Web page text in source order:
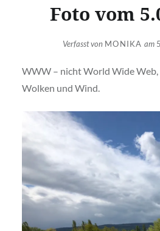
Foto vom
Verfasst von MONIKA am
WWW – nicht World Wide Web,
Wolken und Wind.